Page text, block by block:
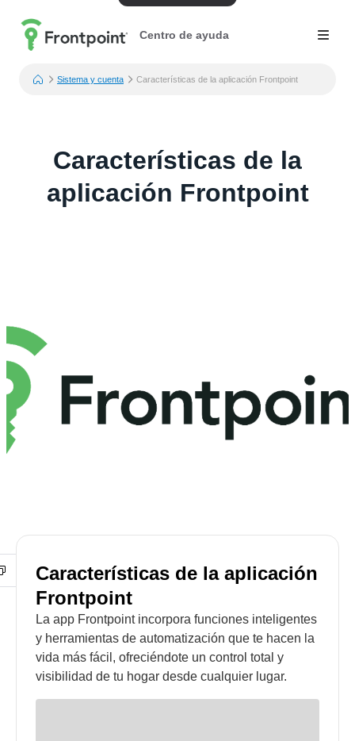
Centro de ayuda
Sistema y cuenta Características de la aplicación Frontpoint
Características de la
aplicación Frontpoint
Características de la aplicación
Frontpoint
La app Frontpoint incorpora funciones inteligentes
y herramientas de automatización que te hacen la
vida más fácil, ofreciéndote un control total y
visibilidad de tu hogar desde cualquier lugar.